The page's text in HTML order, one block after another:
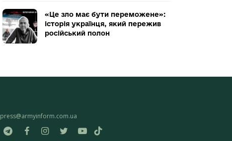
«Це зло має бути переможене»:
історія українця, який пережив
російський полон
press@armyinform.com.ua